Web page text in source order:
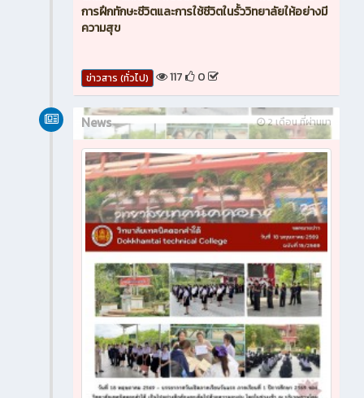
การฝึกทักษะชีวิตและการใช้ชีวิตในรั้ววิทยาลัยให้อย่างมี
ความสุข
ข่าวสาร (ทั่วไป) 117 0
2 เดือน ที่ผ่านมา
News